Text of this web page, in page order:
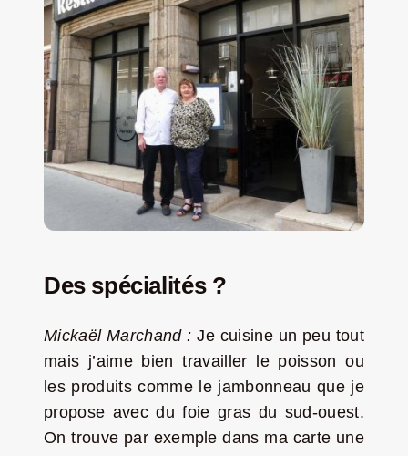
Des spécialités ?
Mickaël Marchand : Je cuisine un peu tout
mais j’aime bien travailler le poisson ou
les produits comme le jambonneau que je
propose avec du foie gras du sud-ouest.
On trouve par exemple dans ma carte une